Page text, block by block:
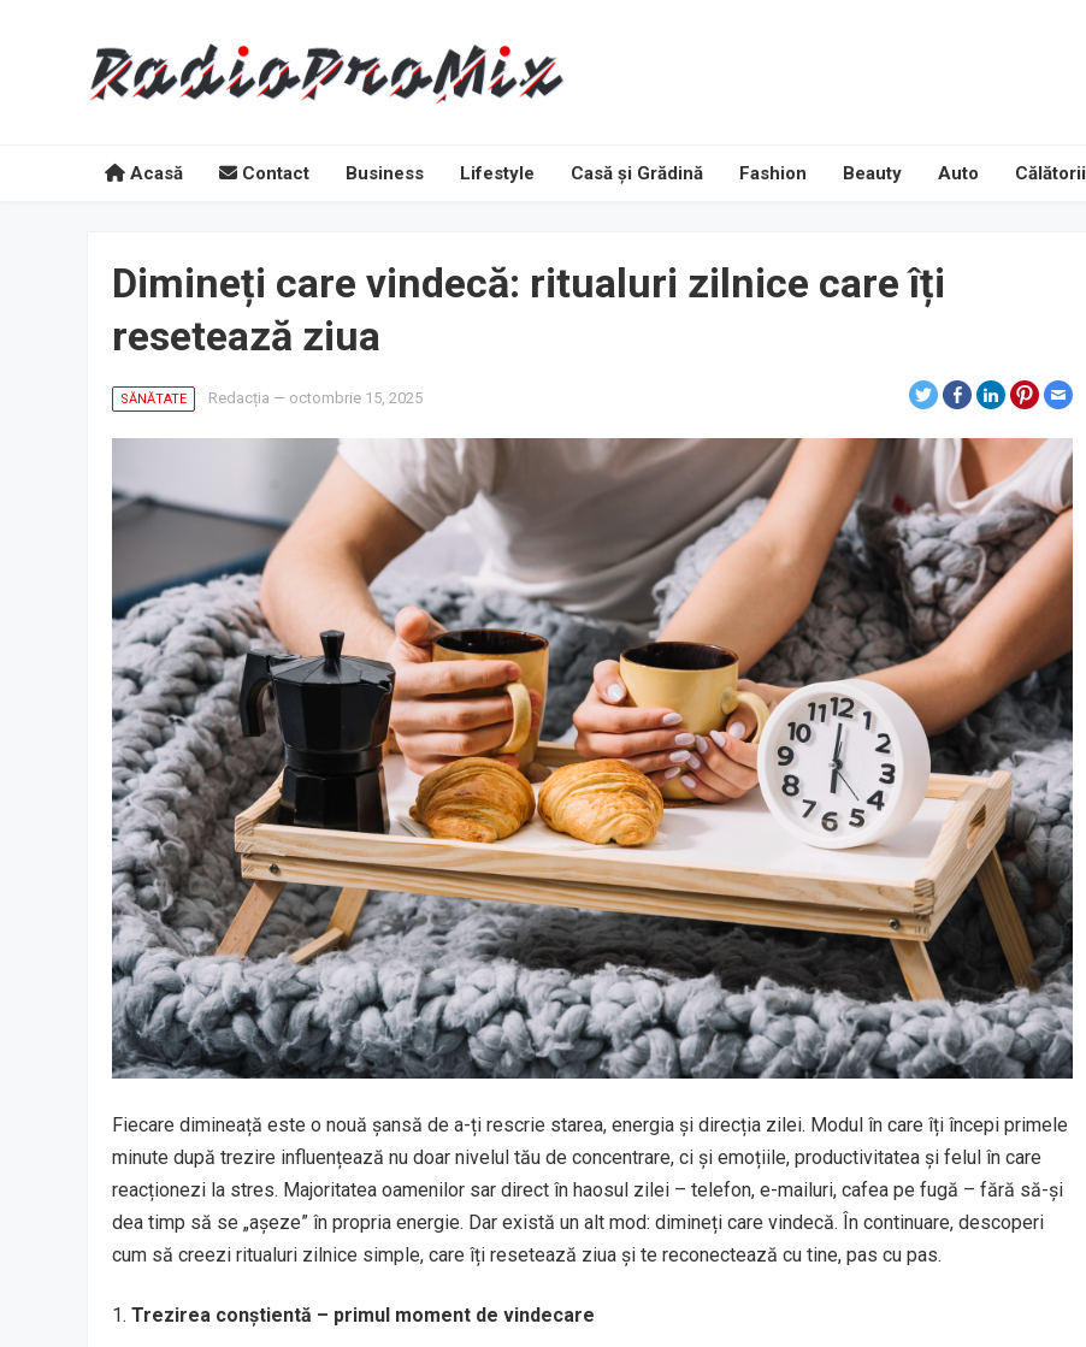
Acasă Contact Business Lifestyle Casă și Grădină Fashion Beauty Auto Călătorii
Dimineți care vindecă: ritualuri zilnice care îți
resetează ziua
SĂNĂTATE Redacția — octombrie 15, 2025
Fiecare dimineață este o nouă șansă de a-ți rescrie starea, energia și direcția zilei. Modul în care îți începi primele
minute după trezire influențează nu doar nivelul tău de concentrare, ci și emoțiile, productivitatea și felul în care
reacționezi la stres. Majoritatea oamenilor sar direct în haosul zilei – telefon, e-mailuri, cafea pe fugă – fără să-și
dea timp să se „așeze” în propria energie. Dar există un alt mod: dimineți care vindecă. În continuare, descoperi
cum să creezi ritualuri zilnice simple, care îți resetează ziua și te reconectează cu tine, pas cu pas.
Trezirea conștientă – primul moment de vindecare